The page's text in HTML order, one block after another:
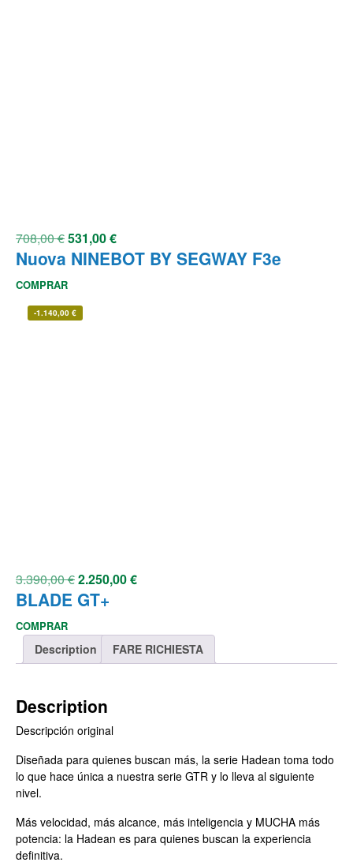
708,00€531,00€
Nuova NINEBOT BY SEGWAY F3e
COMPRAR
-1.140,00 €
3.390,00€2.250,00€
BLADE GT+
COMPRAR
Description FARE RICHIESTA
Description
Descripción original
Diseñada para quienes buscan más, la serie Hadean toma todo
lo que hace única a nuestra serie GTR y lo lleva al siguiente
nivel.
Más velocidad, más alcance, más inteligencia y MUCHA más
potencia: la Hadean es para quienes buscan la experiencia
definitiva.